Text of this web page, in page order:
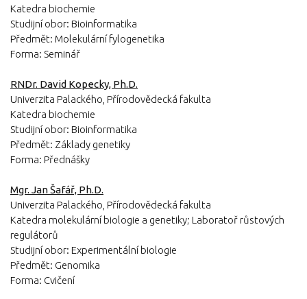
Katedra biochemie
Studijní obor: Bioinformatika
Předmět: Molekulární fylogenetika
Forma: Seminář
RNDr. David Kopecky, Ph.D.
Univerzita Palackého, Přírodovědecká fakulta
Katedra biochemie
Studijní obor: Bioinformatika
Předmět: Základy genetiky
Forma: Přednášky
Mgr. Jan Šafář, Ph.D.
Univerzita Palackého, Přírodovědecká fakulta
​Katedra molekulární biologie a genetiky; Laboratoř růstových
regulátorů
Studijní obor: Experimentální biologie
Předmět: Genomika
Forma: Cvičení